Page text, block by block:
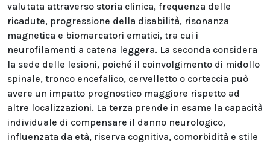
valutata attraverso storia clinica, frequenza delle
ricadute, progressione della disabilità, risonanza
magnetica e biomarcatori ematici, tra cui i
neurofilamenti a catena leggera. La seconda considera
la sede delle lesioni, poiché il coinvolgimento di midollo
spinale, tronco encefalico, cervelletto o corteccia può
avere un impatto prognostico maggiore rispetto ad
altre localizzazioni. La terza prende in esame la capacità
individuale di compensare il danno neurologico,
influenzata da età, riserva cognitiva, comorbidità e stile